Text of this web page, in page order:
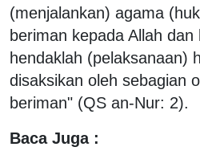
(menjalankan) agama
beriman kepada Allah
hendaklah (pelaksanaan)
disaksikan oleh sebagian
beriman" (QS an-Nur: 2).
Baca Juga :